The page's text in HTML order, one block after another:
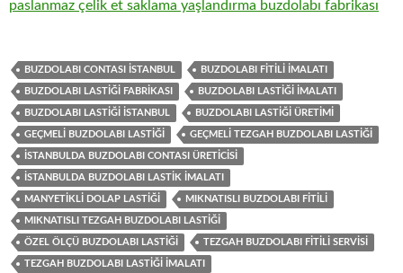
BUZDOLABI CONTASI ISTANBUL BUZDOLABI FITILI IMALATI
BUZDOLABI LASTIĞI FABRIKASI BUZDOLABI LASTIĞI IMALATI
BUZDOLABI LASTIĞI ISTANBUL BUZDOLABI LASTIĞI ÜRETIMI
GEÇMELI BUZDOLABI LASTIĞI GEÇMELI TEZGAH BUZDOLABI LASTIĞI
ISTANBULDA BUZDOLABI CONTASI ÜRETICISI
ISTANBULDA BUZDOLABI LASTIK IMALATI
MANYETIKLI DOLAP LASTIĞI MIKNATISLI BUZDOLABI FITILI
MIKNATISLI TEZGAH BUZDOLABI LASTIĞI
ÖZEL ÖLÇÜ BUZDOLABI LASTIĞI TEZGAH BUZDOLABI FITILI SERVISI
TEZGAH BUZDOLABI LASTIĞI IMALATI